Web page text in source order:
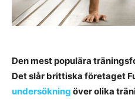
Den mest populära
Det slår brittiska företaget
undersökning över olika